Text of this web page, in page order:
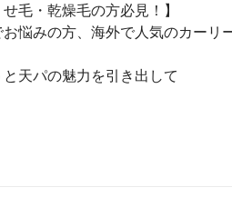
せ毛・乾燥毛の方必見！】
悩みの方、海外で人気のカーリ
天パの魅力を引き出して